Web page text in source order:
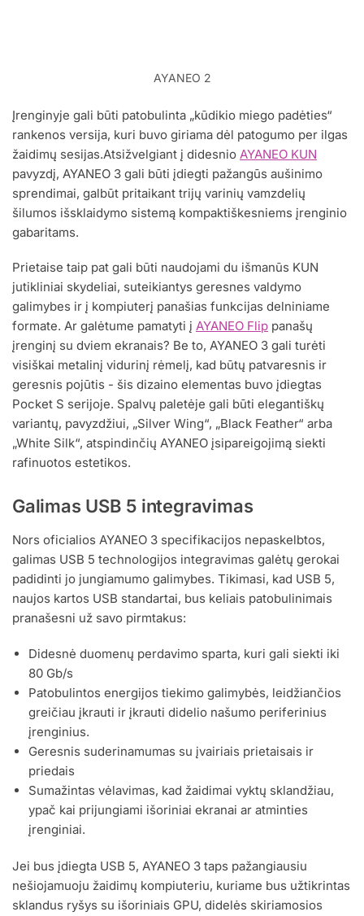
AYANEO 2
Įrenginyje gali būti patobulinta „kūdikio miego padėties“
rankenos versija, kuri buvo giriama dėl patogumo per ilgas
žaidimų sesijas.Atsižvelgiant į didesnio AYANEO KUN
pavyzdį, AYANEO 3 gali būti įdiegti pažangūs aušinimo
sprendimai, galbūt pritaikant trijų varinių vamzdelių
šilumos išsklaidymo sistemą kompaktiškesniems įrenginio
gabaritams.
Prietaise taip pat gali būti naudojami du išmanūs KUN
jutikliniai skydeliai, suteikiantys geresnes valdymo
galimybes ir į kompiuterį panašias funkcijas delniniame
formate. Ar galėtume pamatyti į AYANEO Flip panašų
įrenginį su dviem ekranais? Be to, AYANEO 3 gali turėti
visiškai metalinį vidurinį rėmelį, kad būtų patvaresnis ir
geresnis pojūtis - šis dizaino elementas buvo įdiegtas
Pocket S serijoje. Spalvų paletėje gali būti elegantiškų
variantų, pavyzdžiui, „Silver Wing“, „Black Feather“ arba
„White Silk“, atspindinčių AYANEO įsipareigojimą siekti
rafinuotos estetikos.
Galimas USB 5 integravimas
Nors oficialios AYANEO 3 specifikacijos nepaskelbtos,
galimas USB 5 technologijos integravimas galėtų gerokai
padidinti jo jungiamumo galimybes. Tikimasi, kad USB 5,
naujos kartos USB standartai, bus keliais patobulinimais
pranašesni už savo pirmtakus:
Didesnė duomenų perdavimo sparta, kuri gali siekti iki
80 Gb/s
Patobulintos energijos tiekimo galimybės, leidžiančios
greičiau įkrauti ir įkrauti didelio našumo periferinius
įrenginius.
Geresnis suderinamumas su įvairiais prietaisais ir
priedais
Sumažintas vėlavimas, kad žaidimai vyktų sklandžiau,
ypač kai prijungiami išoriniai ekranai ar atminties
įrenginiai.
Jei bus įdiegta USB 5, AYANEO 3 taps pažangiausiu
nešiojamuoju žaidimų kompiuteriu, kuriame bus užtikrintas
sklandus ryšys su išoriniais GPU, didelės skiriamosios